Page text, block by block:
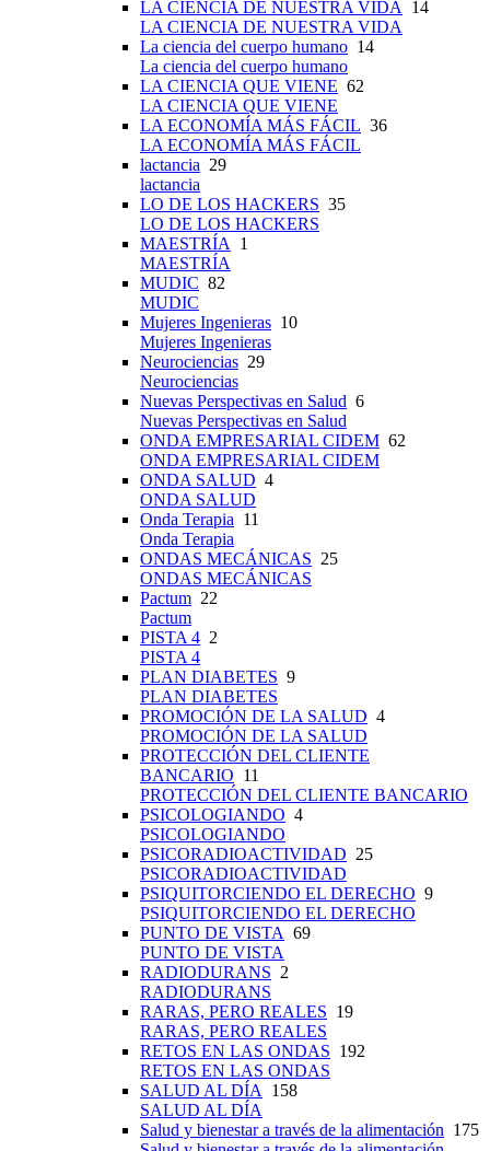
LA CIENCIA DE NUESTRA VIDA 14
LA CIENCIA DE NUESTRA VIDA
La ciencia del cuerpo humano 14
La ciencia del cuerpo humano
LA CIENCIA QUE VIENE 62
LA CIENCIA QUE VIENE
LA ECONOMÍA MÁS FÁCIL 36
LA ECONOMÍA MÁS FÁCIL
lactancia 29
lactancia
LO DE LOS HACKERS 35
LO DE LOS HACKERS
MAESTRÍA 1
MAESTRÍA
MUDIC 82
MUDIC
Mujeres Ingenieras 10
Mujeres Ingenieras
Neurociencias 29
Neurociencias
Nuevas Perspectivas en Salud 6
Nuevas Perspectivas en Salud
ONDA EMPRESARIAL CIDEM 62
ONDA EMPRESARIAL CIDEM
ONDA SALUD 4
ONDA SALUD
Onda Terapia 11
Onda Terapia
ONDAS MECÁNICAS 25
ONDAS MECÁNICAS
Pactum 22
Pactum
PISTA 4 2
PISTA 4
PLAN DIABETES 9
PLAN DIABETES
PROMOCIÓN DE LA SALUD 4
PROMOCIÓN DE LA SALUD
PROTECCIÓN DEL CLIENTE
BANCARIO 11
PROTECCIÓN DEL CLIENTE BANCARIO
PSICOLOGIANDO 4
PSICOLOGIANDO
PSICORADIOACTIVIDAD 25
PSICORADIOACTIVIDAD
PSIQUITORCIENDO EL DERECHO 9
PSIQUITORCIENDO EL DERECHO
PUNTO DE VISTA 69
PUNTO DE VISTA
RADIODURANS 2
RADIODURANS
RARAS, PERO REALES 19
RARAS, PERO REALES
RETOS EN LAS ONDAS 192
RETOS EN LAS ONDAS
SALUD AL DÍA 158
SALUD AL DÍA
Salud y bienestar a través de la alimentación 175